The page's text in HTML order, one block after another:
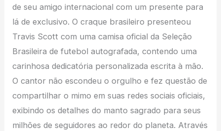
de seu amigo internacional com um presente para
lá de exclusivo. O craque brasileiro presenteou
Travis Scott com uma camisa oficial da Seleção
Brasileira de futebol autografada, contendo uma
carinhosa dedicatória personalizada escrita à mão.
O cantor não escondeu o orgulho e fez questão de
compartilhar o mimo em suas redes sociais oficiais,
exibindo os detalhes do manto sagrado para seus
milhões de seguidores ao redor do planeta. Através